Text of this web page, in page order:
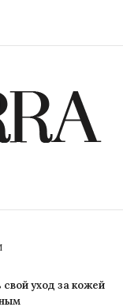
уход за кожей